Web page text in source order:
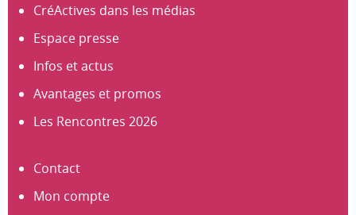
CréActives dans les médias
Espace presse
Infos et actus
Avantages et promos
Les Rencontres 2026
Contact
Mon compte